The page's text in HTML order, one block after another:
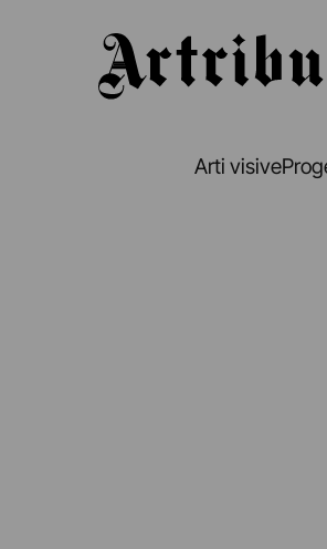
Arti visive